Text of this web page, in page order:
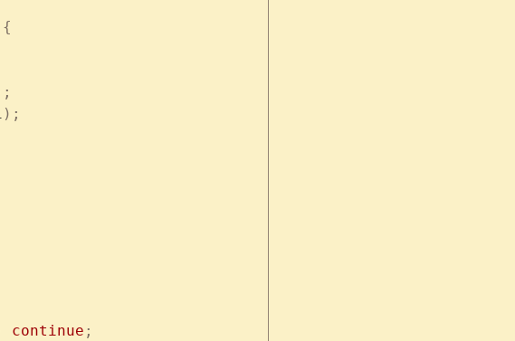
{
);
continue ;